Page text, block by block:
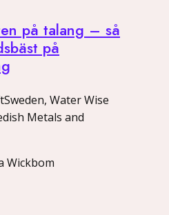
på talang – så
på
Water Wise
Metals and
Wickbom